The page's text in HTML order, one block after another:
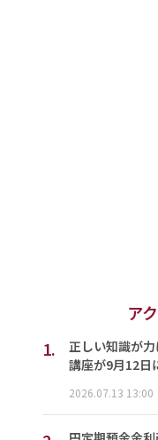
ア
1.
正しい知識が
講座が9月12日
2026.07.13 13:00